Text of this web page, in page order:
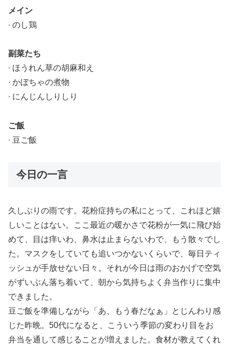
メイン
∙ のし鶏
副菜たち
∙ ほうれん草の胡麻和え
∙ かぼちゃの煮物
∙ にんじんしりしり
ご飯
∙ 豆ご飯
今日の一言
久しぶりの雨です。花粉症持ちの私にとって、これほど嬉
しいことはない。ここ最近の暖かさで花粉が一気に飛び始
めて、目は痒いわ、鼻水は止まらないわで、もう散々でし
た。マスクをしていても追いつかないくらいで、毎日ティ
ッシュが手放せない日々。それが今日は雨のおかげで空気
がずいぶん落ち着いて、朝から気持ちよく弁当作りに集中
できました。
豆ご飯を準備しながら「あ、もう春だなぁ」とじんわり感
じた昨晩。50代になると、こういう季節の変わり目をお
弁当を通して感じることが増えました。食材が教えてくれ